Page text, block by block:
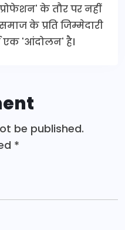
के तौर पर नहीं
के प्रति जिम्मेदारी
एक 'आंदोलन' है।
be published.
*